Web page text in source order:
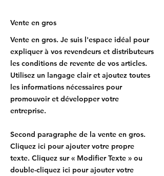
Vente en gros
Vente en gros. Je suis l'espace idéal pour
expliquer à vos revendeurs et distributeurs
les conditions de revente de vos articles.
Utilisez un langage clair et ajoutez toutes
les informations nécessaires pour
promouvoir et développer votre
entreprise.
Second paragraphe de la vente en gros.
Cliquez ici pour ajouter votre propre
texte. Cliquez sur « Modifier Texte » ou
double-cliquez ici pour ajouter votre